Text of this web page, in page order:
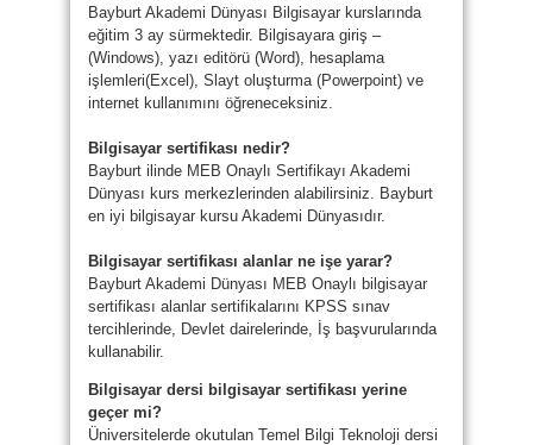
Bayburt Akademi Dünyası Bilgisayar kurslarında
eğitim 3 ay sürmektedir. Bilgisayara giriş –
(Windows), yazı editörü (Word), hesaplama
işlemleri(Excel), Slayt oluşturma (Powerpoint) ve
internet kullanımını öğreneceksiniz.
Bilgisayar sertifikası nedir?
Bayburt ilinde MEB Onaylı Sertifikayı Akademi
Dünyası kurs merkezlerinden alabilirsiniz. Bayburt
en iyi bilgisayar kursu Akademi Dünyasıdır.
Bilgisayar sertifikası alanlar ne işe yarar?
Bayburt Akademi Dünyası MEB Onaylı bilgisayar
sertifikası alanlar sertifikalarını KPSS sınav
tercihlerinde, Devlet dairelerinde, İş başvurularında
kullanabilir.
Bilgisayar dersi bilgisayar sertifikası yerine
geçer mi?
Üniversitelerde okutulan Temel Bilgi Teknoloji dersi